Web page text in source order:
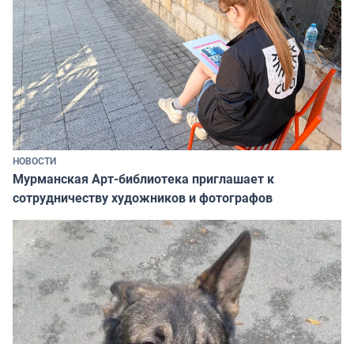
НОВОСТИ
Мурманская Арт-библиотека приглашает к
сотрудничеству художников и фотографов